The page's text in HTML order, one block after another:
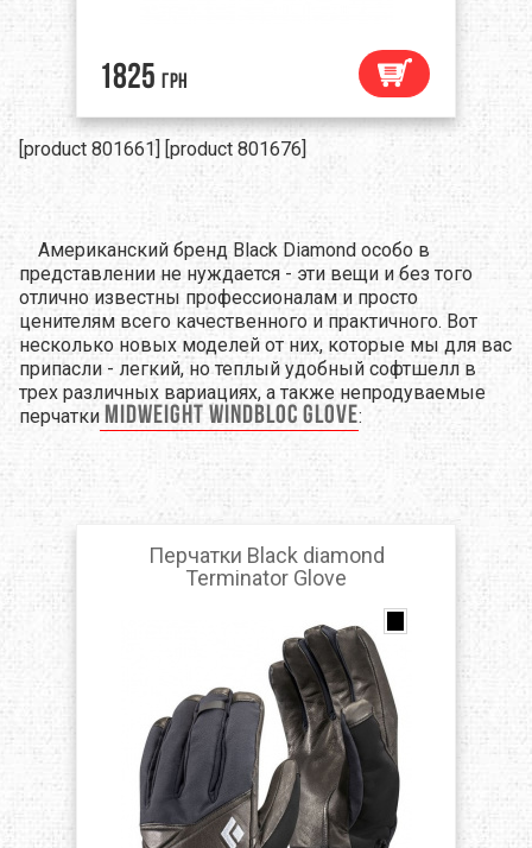
1825 грн
[product 801661] [product 801676]
Американский бренд Black Diamond особо в
представлении не нуждается - эти вещи и без того
отлично известны профессионалам и просто
ценителям всего качественного и практичного. Вот
несколько новых моделей от них, которые мы для вас
припасли - легкий, но теплый удобный софтшелл в
трех различных вариациях, а также непродуваемые
перчатки MidWeight Windbloc Glove:
Перчатки Black diamond
Terminator Glove